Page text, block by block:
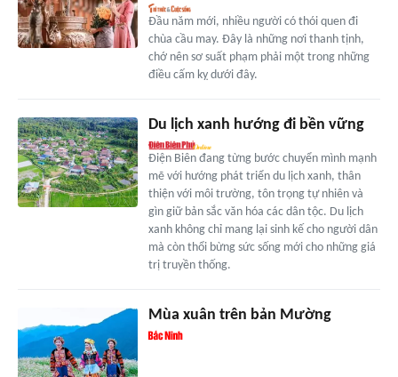
Đầu năm mới, nhiều người có thói quen đi
chùa cầu may. Đây là những nơi thanh tịnh,
chớ nên sơ suất phạm phải một trong những
điều cấm kỵ dưới đây.
Du lịch xanh hướng đi bền vững
Điện Biên đang từng bước chuyển mình mạnh
mẽ với hướng phát triển du lịch xanh, thân
thiện với môi trường, tôn trọng tự nhiên và
gìn giữ bản sắc văn hóa các dân tộc. Du lịch
xanh không chỉ mang lại sinh kế cho người dân
mà còn thổi bừng sức sống mới cho những giá
trị truyền thống.
Mùa xuân trên bản Mường